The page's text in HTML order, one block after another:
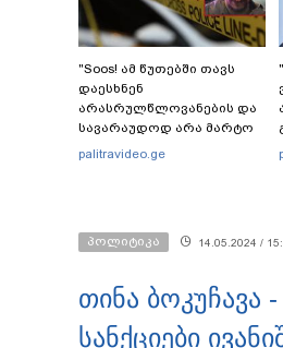
"Soos! ამ წუთებში თავს
დაესხნენ
არასრულწლოვანების და
სავარაუდოდ არა მარტო
არასრულწლოვანების
palitravideo.ge
პოლიტიკა 14.05.2024 /
თინა ბოკუჩავა
სანქციები